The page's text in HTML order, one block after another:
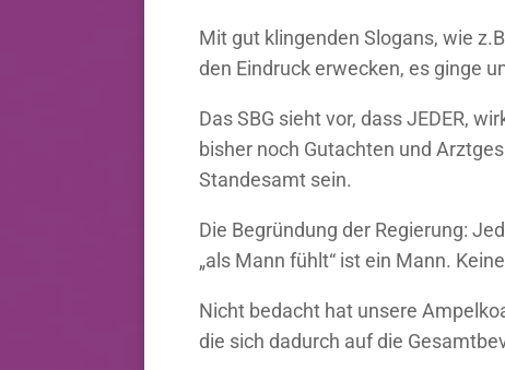
Mit gut klingenden Slogans, wie
den Eindruck erwecken, es ginge
Das SBG sieht vor, dass JEDER,
bisher noch Gutachten und
Standesamt sein.
Die Begründung der Regierung:
„als Mann fühlt“ ist ein Mann.
Nicht bedacht hat unsere
die sich dadurch auf die